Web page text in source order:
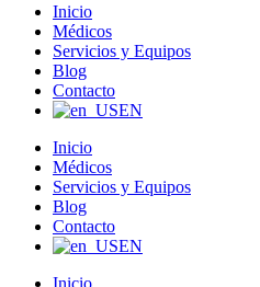
Inicio
Médicos
Servicios y Equipos
Blog
Contacto
EN
Inicio
Médicos
Servicios y Equipos
Blog
Contacto
EN
Inicio